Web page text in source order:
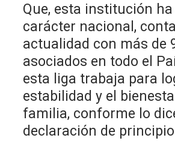
Que, esta institución
carácter nacional,
actualidad con más de
asociados en todo el
esta liga trabaja para
estabilidad y el
familia, conforme lo
declaración de